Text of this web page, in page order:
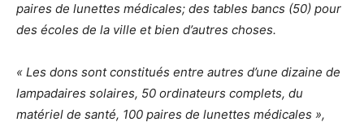
paires de lunettes médicales; des tables bancs (50) pour
des écoles de la ville et bien d’autres choses.
« Les dons sont constitués entre autres d’une dizaine de
lampadaires solaires, 50 ordinateurs complets, du
matériel de santé, 100 paires de lunettes médicales »,